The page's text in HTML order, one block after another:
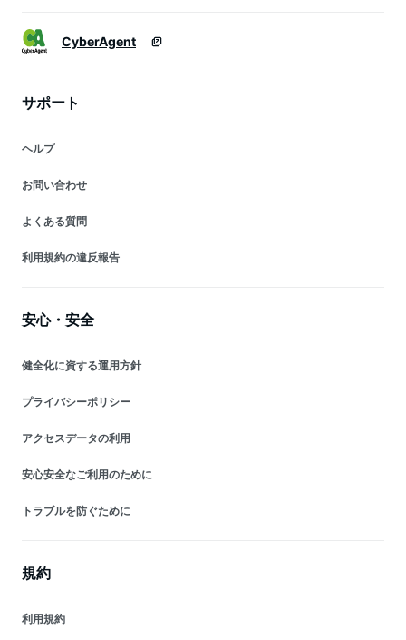
CyberAgent
サポート
ヘルプ
お問い合わせ
よくある質問
利用規約の違反報告
安心・安全
健全化に資する運用方針
プライバシーポリシー
アクセスデータの利用
安心安全なご利用のために
トラブルを防ぐために
規約
利用規約